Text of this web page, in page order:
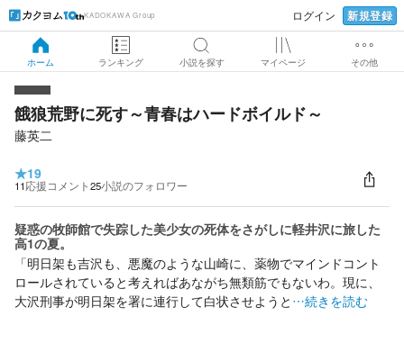
KADOKAWA Group ログイン 新規登録
ホーム ランキング 小説を探す マイページ その他
餓狼荒野に死す～青春はハードボイルド～
藤英二
★19
11応援コメント25小説のフォロワー
疑惑の牧師館で失踪した美少女の死体をさがしに軽井沢に旅した
高1の夏。
「明日架も吉沢も、悪魔のような山崎に、薬物でマインドコント
ロールされていると考えればあながち無類筋でもないわ。現に、
大沢刑事が明日架を署に連行して白状させようと …続きを読む